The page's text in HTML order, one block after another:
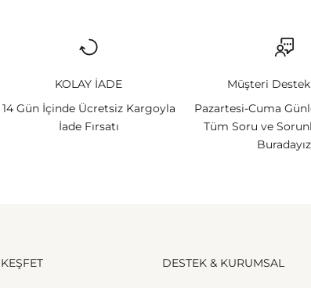
KOLAY İADE
14 Gün İçinde Ücretsiz Kargoyla
İade Fırsatı
Müşteri Destek
Pazartesi-Cuma
Tüm Soru ve
Buradayız
KEŞFET DESTEK & KURUMSAL